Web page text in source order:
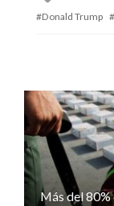
Donald Trump
Más del 80%